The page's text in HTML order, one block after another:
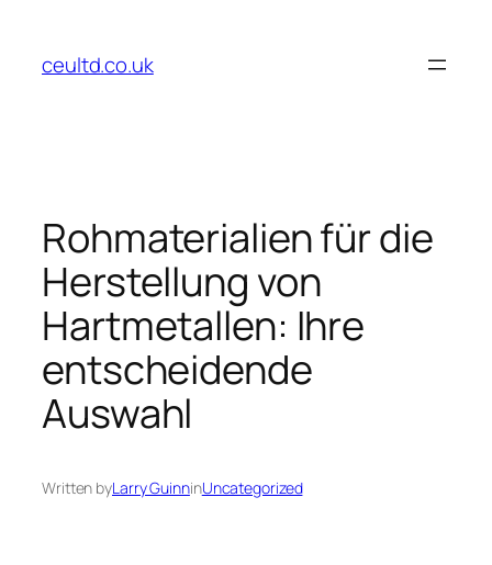
content
ceultd.co.uk
Rohmaterialien für die
Herstellung von
Hartmetallen: Ihre
entscheidende
Auswahl
Written byLarry GuinninUncategorized